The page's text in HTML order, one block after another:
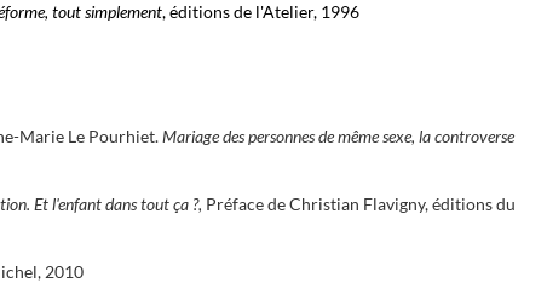
tout simplement, éditions de l'Atelier, 1996
Marie Le Pourhiet.Mariage des personnes de même sexe, la controverse
Et l'enfant dans tout ça ?, Préface de Christian Flavigny, éditions du
2010